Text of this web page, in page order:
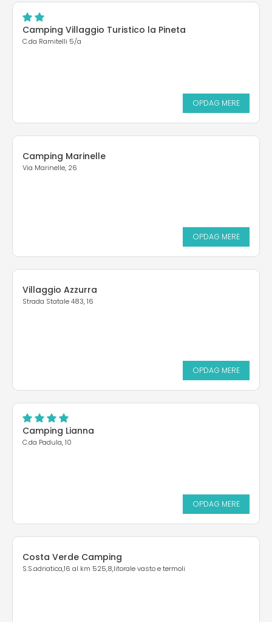
Camping Villaggio Turistico la Pineta
C.da Ramitelli 5/a
OPDAG MERE
Camping Marinelle
Via Marinelle, 26
OPDAG MERE
Villaggio Azzurra
Strada Statale 483, 16
OPDAG MERE
Camping Lianna
C.da Padula, 10
OPDAG MERE
Costa Verde Camping
S.S.adriatica,16 al km 525,8,litorale vasto e termoli